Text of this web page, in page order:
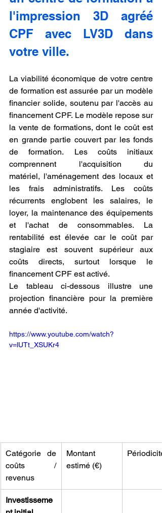
l'impression 3D agréé
CPF avec LV3D dans
votre ville.
La viabilité économique de votre centre
de formation est assurée par un modèle
financier solide, soutenu par l'accès au
financement CPF. Le modèle repose sur
la vente de formations, dont le coût est
en grande partie couvert par les fonds
de formation. Les coûts initiaux
comprennent l'acquisition du
matériel, l'aménagement des locaux et
les frais administratifs. Les coûts
récurrents englobent les salaires, le
loyer, la maintenance des équipements
et l'achat de consommables. La
rentabilité est élevée car le coût par
stagiaire est souvent supérieur aux
coûts directs, surtout lorsque le
financement CPF est activé.
Le tableau ci-dessous illustre une
projection financière pour la première
année d'activité.
https://www.youtube.com/watch?
v=lUTt_XSUKr4
Catégorie de
coûts /
revenus
Montant
estimé (€)
Périodicité
Investisseme